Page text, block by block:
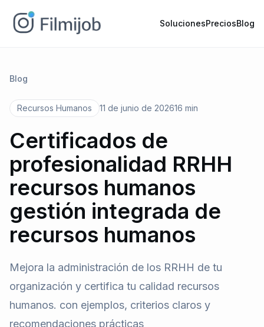
SolucionesPreciosBlog
Blog
Recursos Humanos 11 de junio de 202616 min
Certificados de
profesionalidad RRHH
recursos humanos
gestión integrada de
recursos humanos
Mejora la administración de los RRHH de tu
organización y certifica tu calidad recursos
humanos. con ejemplos, criterios claros y
recomendaciones prácticas